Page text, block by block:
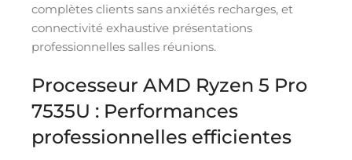
complètes clients sans anxiétés recharges, et
connectivité exhaustive présentations
professionnelles salles réunions.
Processeur AMD Ryzen 5 Pro
7535U : Performances
professionnelles efficientes